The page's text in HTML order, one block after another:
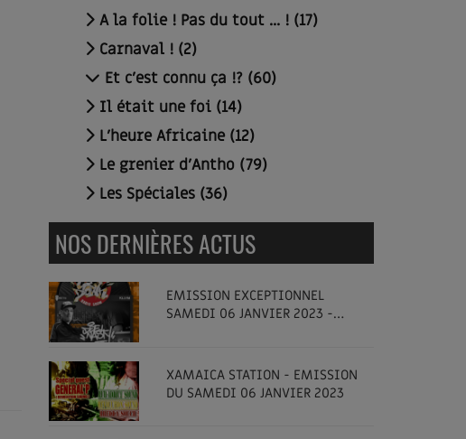
A la folie ! Pas du tout ... ! (17)
Carnaval ! (2)
Et c'est connu ça !? (60)
Il était une foi (14)
L'heure Africaine (12)
Le grenier d'Antho (79)
Les Spéciales (36)
NOS DERNIÈRES ACTUS
EMISSION EXCEPTIONNEL
SAMEDI 06 JANVIER 2023 -
XAMAICA STATION - EMISSION
DU SAMEDI 06 JANVIER 2023